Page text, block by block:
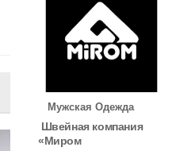
Мужская Одежда
Швейная компания
«Миром